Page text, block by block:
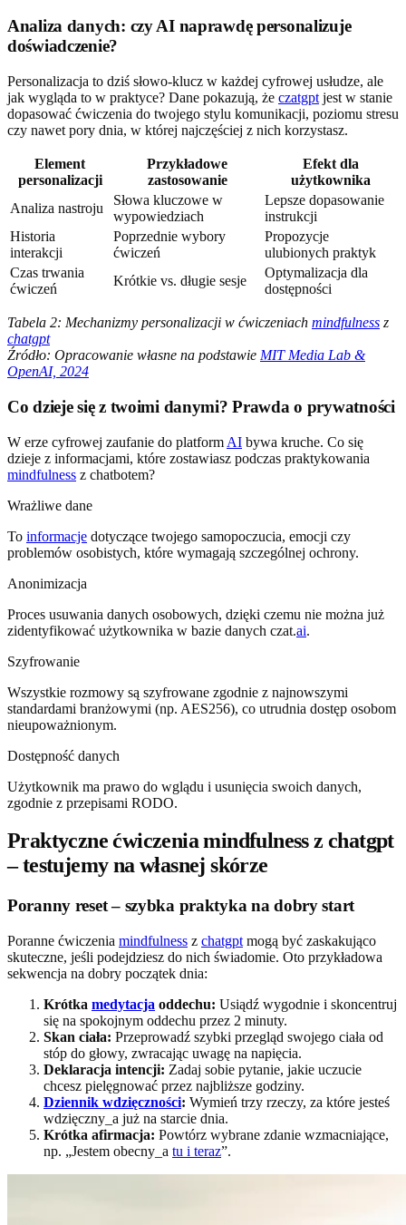
Analiza danych: czy AI naprawdę personalizuje
doświadczenie?
Personalizacja to dziś słowo-klucz w każdej cyfrowej usłudze, ale
jak wygląda to w praktyce? Dane pokazują, że czatgpt jest w stanie
dopasować ćwiczenia do twojego stylu komunikacji, poziomu stresu
czy nawet pory dnia, w której najczęściej z nich korzystasz.
Element
personalizacji
Przykładowe
zastosowanie
Efekt dla
użytkownika
Analiza nastroju
Słowa kluczowe w
wypowiedziach
Lepsze dopasowanie
instrukcji
Historia
interakcji
Poprzednie wybory
ćwiczeń
Propozycje
ulubionych praktyk
Czas trwania
ćwiczeń
Krótkie vs. długie sesje
Optymalizacja dla
dostępności
Tabela 2: Mechanizmy personalizacji w ćwiczeniach mindfulness z
chatgpt
Źródło: Opracowanie własne na podstawie MIT Media Lab &
OpenAI, 2024
Co dzieje się z twoimi danymi? Prawda o prywatności
W erze cyfrowej zaufanie do platform AI bywa kruche. Co się
dzieje z informacjami, które zostawiasz podczas praktykowania
mindfulness z chatbotem?
Wrażliwe dane
To informacje dotyczące twojego samopoczucia, emocji czy
problemów osobistych, które wymagają szczególnej ochrony.
Anonimizacja
Proces usuwania danych osobowych, dzięki czemu nie można już
zidentyfikować użytkownika w bazie danych czat.ai.
Szyfrowanie
Wszystkie rozmowy są szyfrowane zgodnie z najnowszymi
standardami branżowymi (np. AES256), co utrudnia dostęp osobom
nieupoważnionym.
Dostępność danych
Użytkownik ma prawo do wglądu i usunięcia swoich danych,
zgodnie z przepisami RODO.
Praktyczne ćwiczenia mindfulness z chatgpt
– testujemy na własnej skórze
Poranny reset – szybka praktyka na dobry start
Poranne ćwiczenia mindfulness z chatgpt mogą być zaskakująco
skuteczne, jeśli podejdziesz do nich świadomie. Oto przykładowa
sekwencja na dobry początek dnia:
Krótka medytacja oddechu: Usiądź wygodnie i skoncentruj
się na spokojnym oddechu przez 2 minuty.
Skan ciała: Przeprowadź szybki przegląd swojego ciała od
stóp do głowy, zwracając uwagę na napięcia.
Deklaracja intencji: Zadaj sobie pytanie, jakie uczucie
chcesz pielęgnować przez najbliższe godziny.
Dziennik wdzięczności: Wymień trzy rzeczy, za które jesteś
wdzięczny_a już na starcie dnia.
Krótka afirmacja: Powtórz wybrane zdanie wzmacniające,
np. „Jestem obecny_a tu i teraz”.